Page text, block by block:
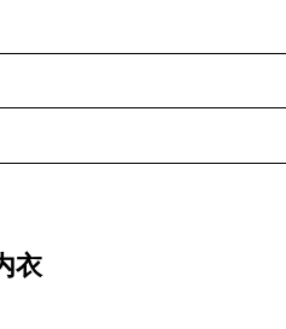
衣